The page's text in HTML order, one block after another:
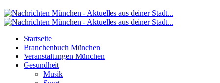
Startseite
Branchenbuch München
Veranstaltungen München
Gesundheit
Musik